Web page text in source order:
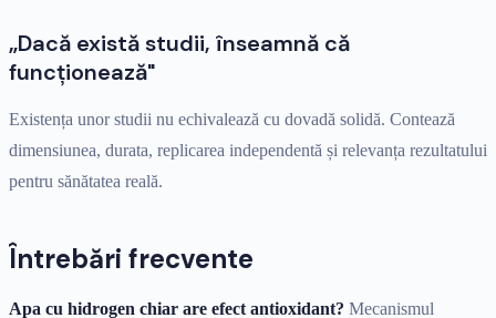
„Dacă există studii, înseamnă că
funcționează"
Existența unor studii nu echivalează cu dovadă solidă. Contează
dimensiunea, durata, replicarea independentă și relevanța rezultatului
pentru sănătatea reală.
Întrebări frecvente
Apa cu hidrogen chiar are efect antioxidant? Mecanismul